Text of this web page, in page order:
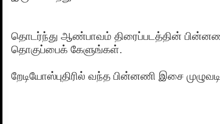
தொடர்ந்து ஆண்பாவம் திரைப்படத்தின்
தொகுப்பைக் கேளுங்கள்.
றேடியோஸ்புதிரில் வந்த பின்னணி இசை